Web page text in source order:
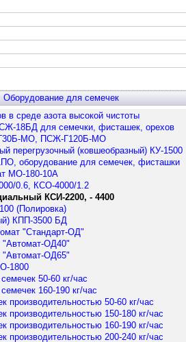
Оборудование для семечек
в среде азота высокой чистоты
18БД для семечки, фисташек, орехов
Г30Б-МО, ПСЖ-Г120Б-МО
перегрузочный (ковшеобразный) КУ-1500
оборудование для семечек, фисташки
МО-180-10А
0.6, КСО-4000/1.2
КСИ-2200, - 4400
(Полировка)
КПП-3500 БД
"Стандарт-ОД"
"Автомат-ОД40"
"Автомат-ОД65"
1800
50-60 кг/час
160-190 кг/час
производительностью 50-60 кг/час
производительностью 150-180 кг/час
производительностью 160-190 кг/час
производительностью 200-240 кг/час